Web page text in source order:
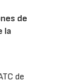
de
la
de